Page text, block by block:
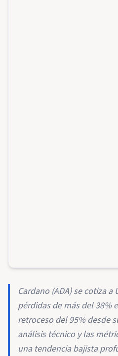
Cardano (ADA) se cotiza
pérdidas de más del 38%
retroceso del 95% desde
análisis técnico y las
una tendencia bajista